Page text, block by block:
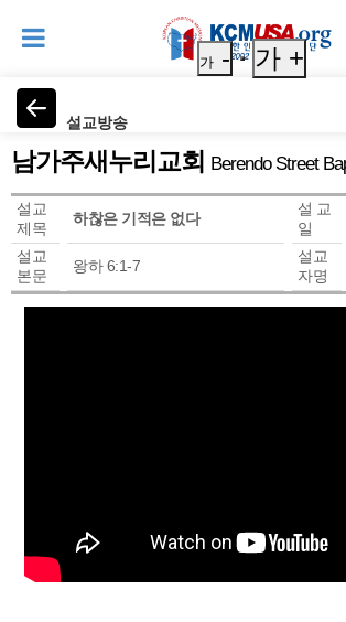
설교방송
가 - 가 +
남가주새누리교회 Berendo Street
설교
제목
하찮은 기적은 없다
설 교
일
설교
본문
왕하 6:1-7
설교
자명